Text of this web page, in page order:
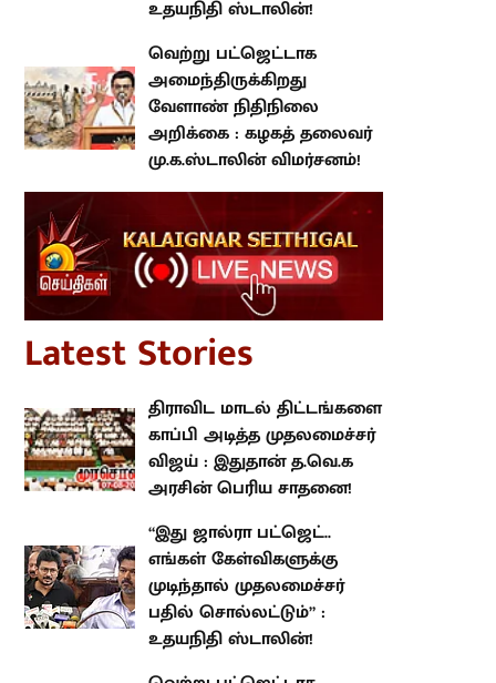
வெற்று பட்ஜெட்டாக
அமைந்திருக்கிறது வேளாண்
நிதிநிலை அறிக்கை : கழகத்
தலைவர் மு.க.ஸ்டாலின்
விமர்சனம்!
Stories
காப்பி அடித்த முதலமைச்சர் விஜய்
: இதுதான் த.வெ.க அரசின் பெரிய
சாதனை!
கேள்விகளுக்கு முடிந்தால்
முதலமைச்சர் பதில் சொல்லட்டும்”
: உதயநிதி ஸ்டாலின்!
வெற்று பட்ஜெட்டாக